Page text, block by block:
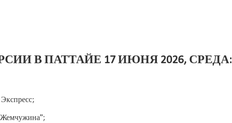
В ПАТТАЙЕ 17 ИЮНЯ 2026, СРЕДА:
Жемчужина";